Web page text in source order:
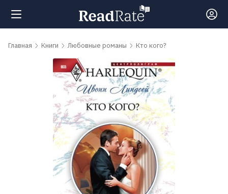
Поиск
Рейтинги
обсуждаемые
Главная Книги Любовные романы Кто кого?